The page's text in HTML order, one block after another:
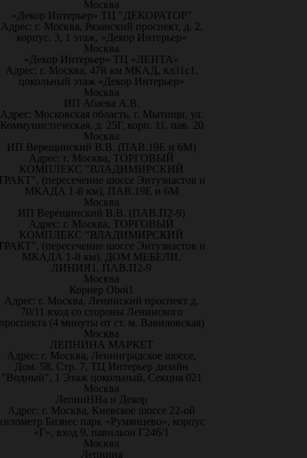
Москва
«Декор Интерьер» ТЦ "ДЕКОРАТОР"
Адрес: г. Москва, Рязанский проспект, д. 2,
корпус. 3, 1 этаж, «Декор Интерьер»
Москва
«Декор Интерьер» ТЦ «ЛЕНТА»
Адрес: г. Москва, 47й км МКАД, вл31с1,
цокольный этаж «Декор Интерьер»
Москва
ИП Абаева А.В.
Адрес: Московская область, г. Мытищи, ул.
Коммунистическая, д. 25Г, корп. 11, пав. 20
Москва
ИП Верещинский В.В. (ПАВ.19Е и 6М)
Адрес: г. Москва, ТОРГОВЫЙ
КОМПЛЕКС "ВЛАДИМИРСКИЙ
(пересечение шоссе Энтузиастов и
МКАДА 1-й км), ПАВ.19Е и 6М
Москва
ИП Верещинский В.В. (ПАВ.П2-9)
Адрес: г. Москва, ТОРГОВЫЙ
КОМПЛЕКС "ВЛАДИМИРСКИЙ
(пересечение шоссе Энтузиастов и
МКАДА 1-й км), ДОМ МЕБЕЛИ,
ЛИНИЯ1, ПАВ.П2-9
Москва
Корнер Oboi1
Адрес: г. Москва, Ленинский проспект д.
70/11 вход со стороны Ленинского
(4 минуты от ст. м. Вавиловская)
Москва
ЛЕПНИНА МАРКЕТ
Адрес: г. Москва, Ленинградское шоссе,
Дом. 58, Стр. 7, ТЦ Интерьер дизайн
"Водный", 1 Этаж цокольный, Секция 021
Москва
ЛепниННа и Декор
Адрес: г. Москва, Киевское шоссе 22-ой
Бизнес парк «Румянцево», корпус
«Г», вход 9, павильон Г246/1
Москва
Лепнина